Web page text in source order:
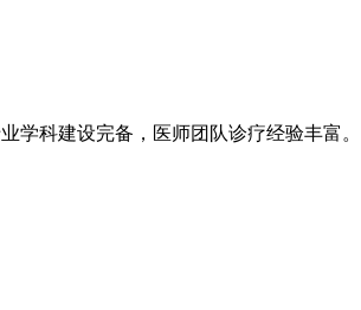
学科建设完备，医师团队诊疗经验丰富。